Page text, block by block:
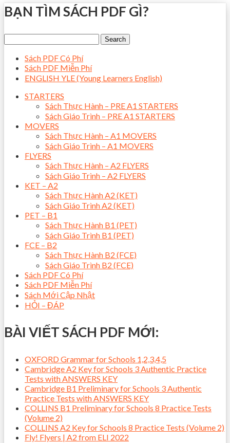
BẠN TÌM SÁCH PDF GÌ?
Sách PDF Có Phí
Sách PDF Miễn Phí
ENGLISH YLE (Young Learners English)
STARTERS
Sách Thực Hành – PRE A1 STARTERS
Sách Giáo Trình – PRE A1 STARTERS
MOVERS
Sách Thực Hành – A1 MOVERS
Sách Giáo Trình – A1 MOVERS
FLYERS
Sách Thực Hành – A2 FLYERS
Sách Giáo Trình – A2 FLYERS
KET – A2
Sách Thực Hành A2 (KET)
Sách Giáo Trình A2 (KET)
PET – B1
Sách Thực Hành B1 (PET)
Sách Giáo Trình B1 (PET)
FCE – B2
Sách Thực Hành B2 (FCE)
Sách Giáo Trình B2 (FCE)
Sách PDF Có Phí
Sách PDF Miễn Phí
Sách Mới Cập Nhật
HỎI – ĐÁP
BÀI VIẾT SÁCH PDF MỚI:
OXFORD Grammar for Schools 1,2,3,4,5
Cambridge A2 Key for Schools 3 Authentic Practice
Tests with ANSWERS KEY
Cambridge B1 Preliminary for Schools 3 Authentic
Practice Tests with ANSWERS KEY
COLLINS B1 Preliminary for Schools 8 Practice Tests
(Volume 2)
COLLINS A2 Key for Schools 8 Practice Tests (Volume 2)
Fly! Flyers | A2 from ELI 2022